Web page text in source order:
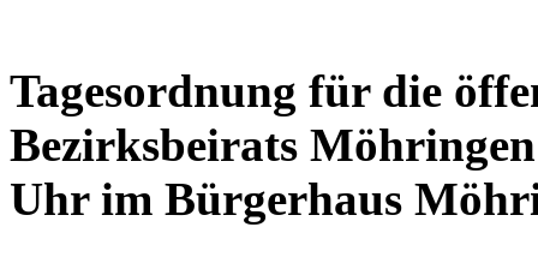
Tagesordnung für die
Bezirksbeirats
Uhr im Bürgerhaus